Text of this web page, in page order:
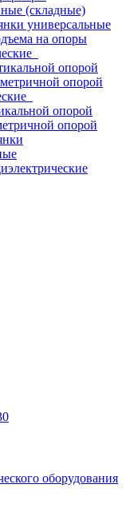
(складные)
универсальные
на опоры
опорой
опорой
опорой
опорой